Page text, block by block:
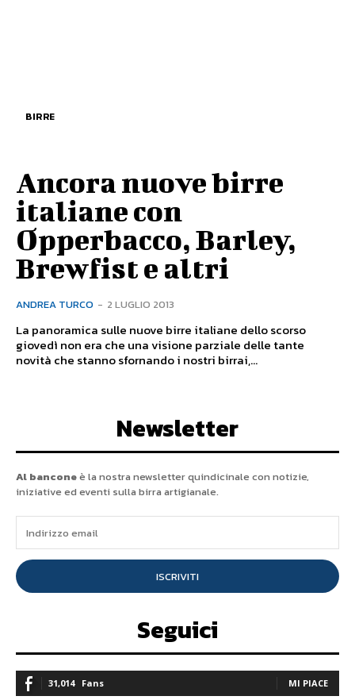
BIRRE
Ancora nuove birre
italiane con
Opperbacco, Barley,
Brewfist e altri
ANDREA TURCO - 2 LUGLIO 2013
La panoramica sulle nuove birre italiane dello scorso
giovedì non era che una visione parziale delle tante
novità che stanno sfornando i nostri birrai,...
Newsletter
Al banconeè la nostra newsletter quindicinale con notizie,
iniziative ed eventi sulla birra artigianale.
ISCRIVITI
Seguici
31,014 Fans MI PIACE